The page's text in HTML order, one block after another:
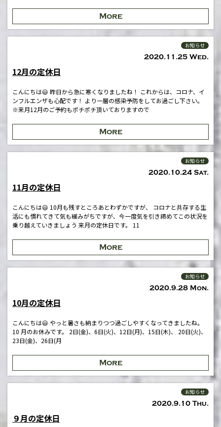
More
2020.11.25 Wed.
お知らせ
12月の定休日
こんにちは😃 昨日から急に寒くなりましたね！ これからは、コロナ、イ
ンフルエンザも心配です！ より一層の感染予防をしてお過ごし下さい。
※来月12月のご予約もポチポチ頂いておりますので
More
2020.10.24 Sat.
お知らせ
11月の定休日
こんにちは😃 10月も残すところあとわずかですが、 コロナと共存する生
活にも慣れてきて気も緩みがちですが、今一度気を引き締めてこの状況を
乗り越えていきましょう 来月の定休日です。 11
More
2020.9.28 Mon.
お知らせ
10月の定休日
こんにちは😃 やっと暑さも納まりつつ過ごしやすくなってきましたね。
10 月のお休みです。 2日(金)、6日(火)、12日(月)、15日(木)、 20日(火)、
23日(金)、26日(月
More
2020.9.10 Thu.
お知らせ
９月の定休日